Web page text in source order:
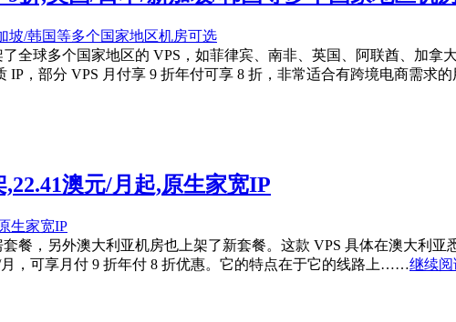
了全球多个国家地区的 VPS，如菲律宾、南非、英国、阿联酋、加
IP，部分 VPS 月付享 9 折年付可享 8 折，非常适合有跨境电商需求
澳元/月起,原生家宽IP
餐，另外澳大利亚机房也上架了新套餐。这款 VPS 具体在澳大利亚
月，可享月付 9 折年付 8 折优惠。它的特点在于它的线路上……继续阅